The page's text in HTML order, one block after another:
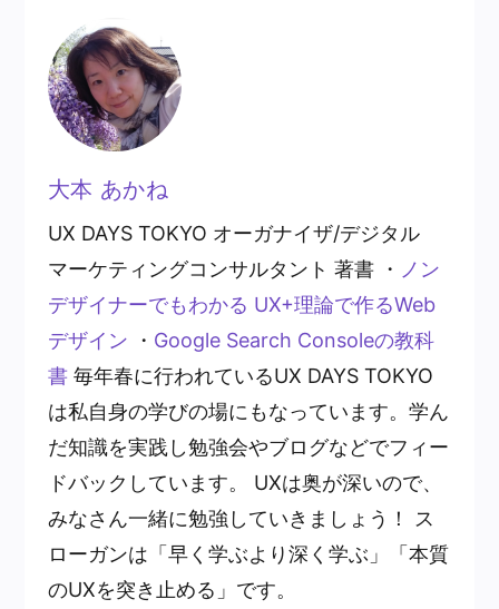
大本 あかね
UX DAYS TOKYO オーガナイザ/デジタル
マーケティングコンサルタント 著書 ・ ノン
デザイナーでもわかる UX+理論で作るWeb
デザイン ・ Google Search Consoleの教科
書毎年春に行われているUX DAYS TOKYO
は私自身の学びの場にもなっています。学ん
だ知識を実践し勉強会やブログなどでフィー
ドバックしています。 UXは奥が深いので、
みなさん一緒に勉強していきましょう！ ス
ローガンは「早く学ぶより深く学ぶ」「本質
のUXを突き止める」です。